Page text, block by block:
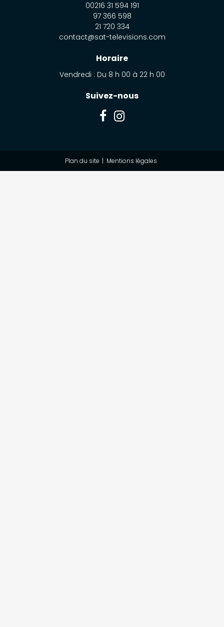
00216 31 594 191
97 366 598
21 720 334
contact@sat-televisions.com
Horaire
Vendredi : Du 8 h 00 à 22 h 00
Suivez-nous
Plan du site Mentions légales